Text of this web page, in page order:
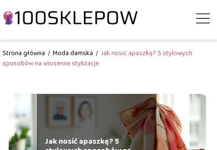
Strona główna / Moda damska / Jak nosić apaszkę? 5 stylowych
sposobów na wiosenne stylizacje
Jak nosić apaszkę? 5